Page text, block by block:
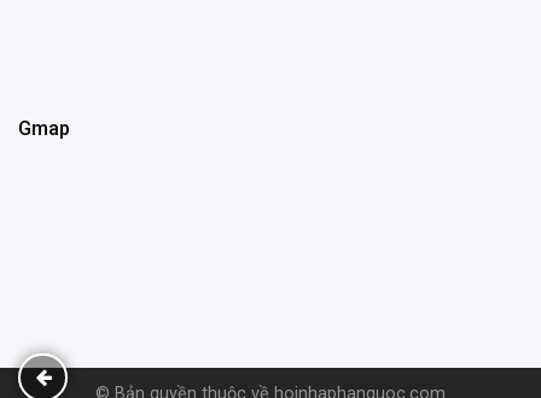
Gmap
© Bản quyền thuộc về hoinhaphanquoc.com